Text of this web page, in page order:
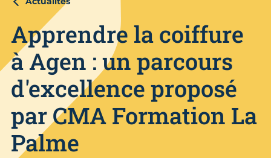
Apprendre la coiffure
à Agen : un parcours
d'excellence proposé
par CMA Formation La
Palme